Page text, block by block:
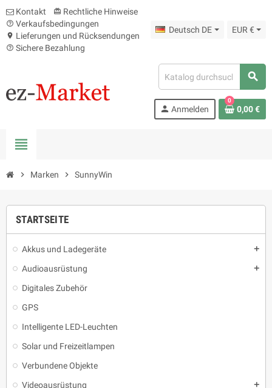
Kontakt card_giftcard Rechtliche Hinweise
help_outline Verkaufsbedingungen
location_on Lieferungen und Rücksendungen
help_outline Sichere Bezahlung
Deutsch DE EUR €
search
person Anmelden
0
0,00 €
view_headline
chevron_right Marken chevron_right SunnyWin
STARTSEITE
Akkus und Ladegeräte add
Audioausrüstung add
Digitales Zubehör
GPS
Intelligente LED-Leuchten
Solar und Freizeitlampen
Verbundene Objekte
Videoausrüstung
add